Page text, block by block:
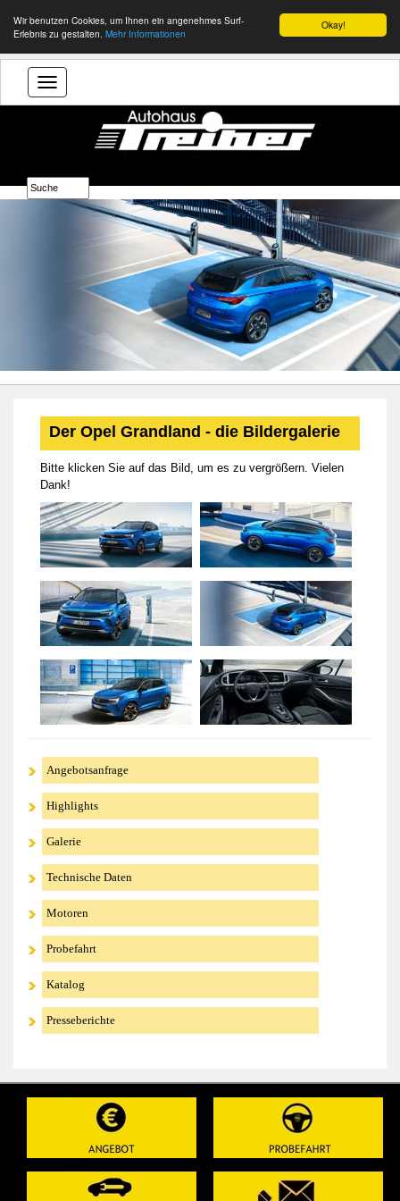
Okay!
Wir benutzen Cookies, um Ihnen ein angenehmes Surf-
Erlebnis zu gestalten. Mehr Informationen
Der Opel Grandland - die Bildergalerie
Bitte klicken Sie auf das Bild, um es zu vergrößern. Vielen
Dank!
Angebotsanfrage
Highlights
Galerie
Technische Daten
Motoren
Probefahrt
Katalog
Presseberichte